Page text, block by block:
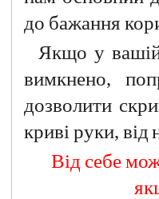
до бажання
Якщо у вашій
вимкнено,
дозволити
криві руки,
Від себе